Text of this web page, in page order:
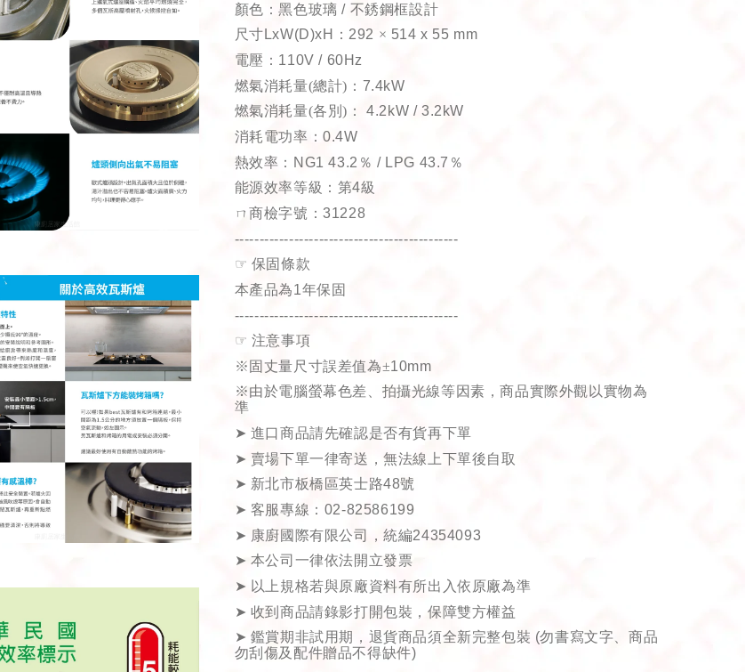
顏色：黑色玻璃 / 不銹鋼框設計
尺寸 LxW(D)xH ： 292 × 514 x 55 mm
電壓： 110V / 60Hz
燃氣消耗量(總計) ： 7.4kW
燃氣消耗量(各別)：
4.2kW / 3.2kW
消耗電功率：0.4W
熱效率： NG1 43.2 ％ / LPG 43.7 ％
能源效率等級：第4級
ㄇ商檢字號：31228
---------------------------------------------
☞ 保固條款
本產品為1年保固
---------------------------------------------
☞ 注意事項
※固丈量尺寸誤差值為±10mm
※由於電腦螢幕色差、拍攝光線等因素，商品實際外觀以實物為
準
➤ 進口商品請先確認是否有貨再下單
➤ 賣場下單一律寄送，無法線上下單後自取
➤ 新北市板橋區英士路48號
➤ 客服專線： 02-82586199
➤ 康廚國際有限公司，統編24354093
➤ 本公司一律依法開立發票
➤ 以上規格若與原廠資料有所出入依原廠為準
➤ 收到商品請錄影打開包裝，保障雙方權益
➤ 鑑賞期非試用期，退貨商品須全新完整包裝 (勿書寫文字、商品
勿刮傷及配件贈品不得缺件)